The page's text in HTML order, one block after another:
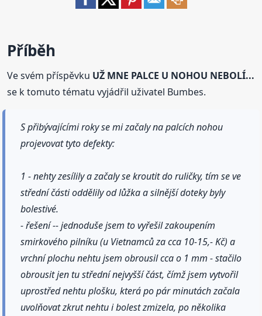
Příběh
Ve svém příspěvku UŽ MNE PALCE U NOHOU NEBOLÍ...
se k tomuto tématu vyjádřil uživatel Bumbes.
S přibývajícími roky se mi začaly na palcích nohou
projevovat tyto defekty:
1 - nehty zesílily a začaly se kroutit do ruličky, tím se ve
střední části oddělily od lůžka a silnější doteky byly
bolestivé.
- řešení -- jednoduše jsem to vyřešil zakoupením
smirkového pilníku (u Vietnamců za cca 10-15,- Kč) a
vrchní plochu nehtu jsem obrousil cca o 1 mm - stačilo
obrousit jen tu střední nejvyšší část, čímž jsem vytvořil
uprostřed nehtu plošku, která po pár minutách začala
uvolňovat zkrut nehtu i bolest zmizela, po několika